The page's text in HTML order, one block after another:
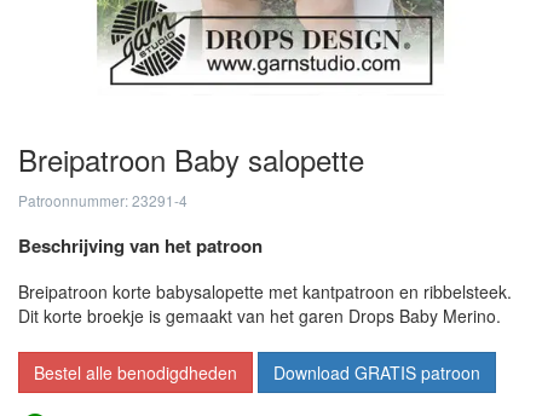
Breipatroon Baby salopette
Patroonnummer: 23291-4
Beschrijving van het patroon
Breipatroon korte babysalopette met kantpatroon en ribbelsteek.
Dit korte broekje is gemaakt van het garen Drops Baby Merino.
Bestel alle benodigdheden Download GRATIS patroon